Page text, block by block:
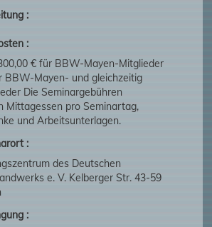
:
:
€ für BBW-Mayen-Mitglieder
BBW-Mayen- und gleichzeitig
Die Seminargebühren
Mittagessen pro Seminartag,
und Arbeitsunterlagen.
:
des Deutschen
e. V. Kelberger Str. 43-59
: